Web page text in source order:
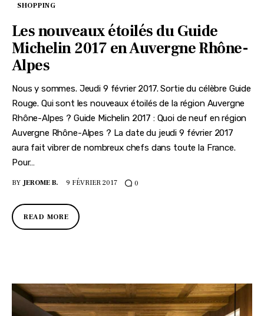
SHOPPING
Les nouveaux étoilés du Guide
Michelin 2017 en Auvergne Rhône-
Alpes
Nous y sommes. Jeudi 9 février 2017. Sortie du célèbre Guide
Rouge. Qui sont les nouveaux étoilés de la région Auvergne
Rhône-Alpes ? Guide Michelin 2017 : Quoi de neuf en région
Auvergne Rhône-Alpes ? La date du jeudi 9 février 2017
aura fait vibrer de nombreux chefs dans toute la France.
Pour…
BY JEROME B. 9 FÉVRIER 2017 0
READ MORE